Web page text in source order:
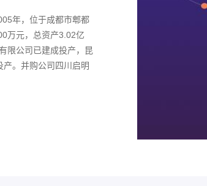
年，位于成都市郫都
万元，总资产3.02亿
限公司已建成投产，昆
。并购公司四川启明